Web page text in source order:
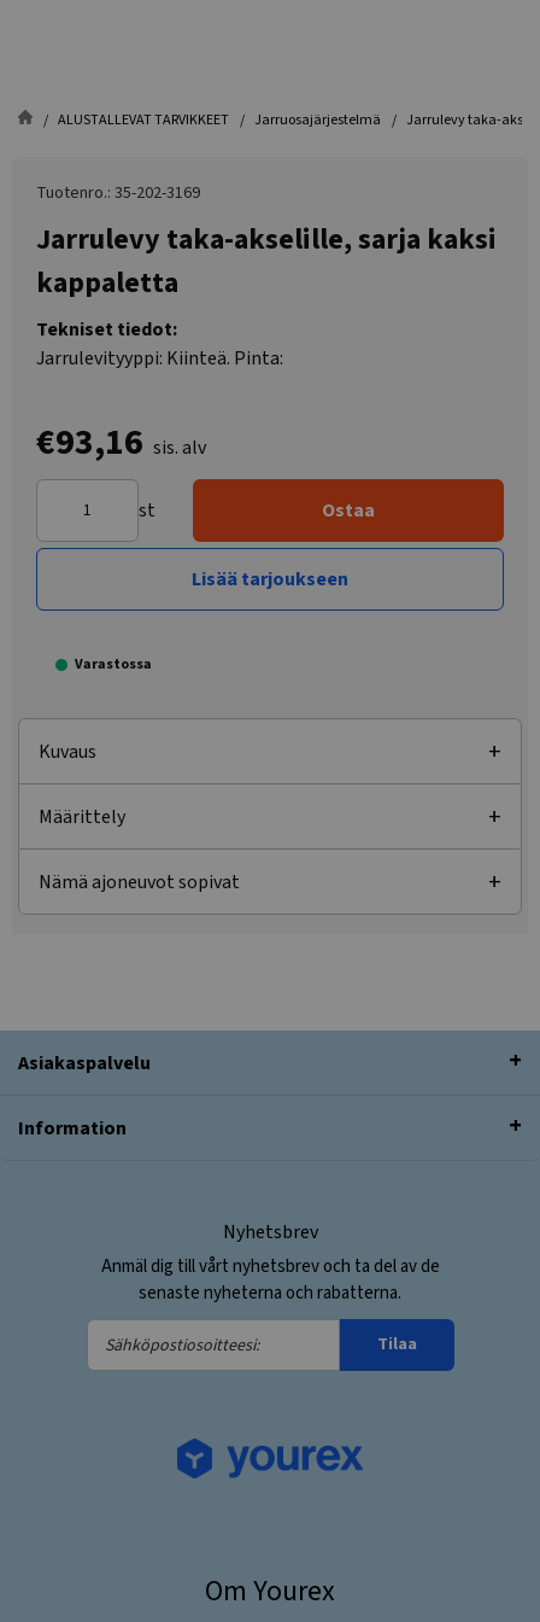
ALUSTALLEVAT TARVIKKEET Jarruosajärjestelmä Jarrulevy taka-
Tuotenro.: 35-202-3169
Jarrulevy taka-akselille, sarja kaksi
kappaletta
Tekniset tiedot:
Jarrulevityyppi: Kiinteä. Pinta:
€93,16 sis. alv
st Ostaa
Lisää tarjoukseen
Varastossa
Kuvaus
Määrittely
Nämä ajoneuvot sopivat
Asiakaspalvelu
Information
Nyhetsbrev
Anmäl dig till vårt nyhetsbrev och ta del av de
senaste nyheterna och rabatterna.
Sähköpostiosoitteesi:
Tilaa
Om Yourex